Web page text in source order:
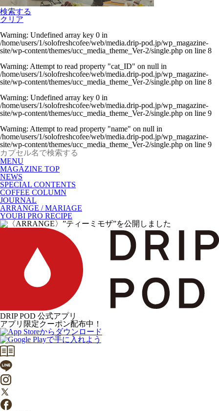
検索する
クリア
Warning: Undefined array key 0 in
/home/users/1/solofreshcofee/web/media.drip-pod.jp/wp_magazine-
site/wp-content/themes/ucc_media_theme_Ver-2/single.php on line 8
Warning: Attempt to read property "cat_ID" on null in
/home/users/1/solofreshcofee/web/media.drip-pod.jp/wp_magazine-
site/wp-content/themes/ucc_media_theme_Ver-2/single.php on line 8
Warning: Undefined array key 0 in
/home/users/1/solofreshcofee/web/media.drip-pod.jp/wp_magazine-
site/wp-content/themes/ucc_media_theme_Ver-2/single.php on line 9
Warning: Attempt to read property "name" on null in
/home/users/1/solofreshcofee/web/media.drip-pod.jp/wp_magazine-
site/wp-content/themes/ucc_media_theme_Ver-2/single.php on line 9
MENU
MAGAZINE TOP
NEWS
SPECIAL CONTENTS
COFFEE COLUMN
JOURNAL
ARRANGE / MARIAGE
YOUBI PRO RECIPE
DRIP POD 公式アプリ
アプリ限定クーポン配布中！